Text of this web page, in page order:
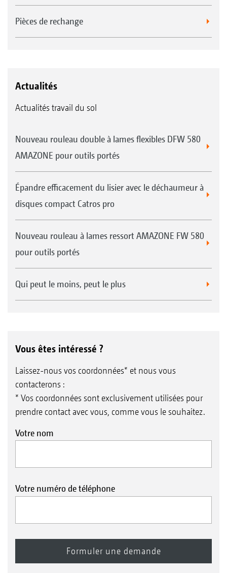
Pièces de rechange
Actualités
Actualités travail du sol
Nouveau rouleau double à lames flexibles DFW 580
AMAZONE pour outils portés
Épandre efficacement du lisier avec le déchaumeur à
disques compact Catros pro
Nouveau rouleau à lames ressort AMAZONE FW 580
pour outils portés
Qui peut le moins, peut le plus
Vous êtes intéressé ?
Laissez-nous vos coordonnées* et nous vous
contacterons :
* Vos coordonnées sont exclusivement utilisées pour
prendre contact avec vous, comme vous le souhaitez.
Votre nom
Votre numéro de téléphone